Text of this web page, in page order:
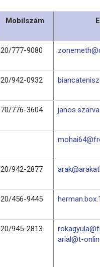
Mobilszám
20/777-9080
20/942-0932
70/776-3604
20/942-2877
20/456-9445
20/945-2813
arial@t-